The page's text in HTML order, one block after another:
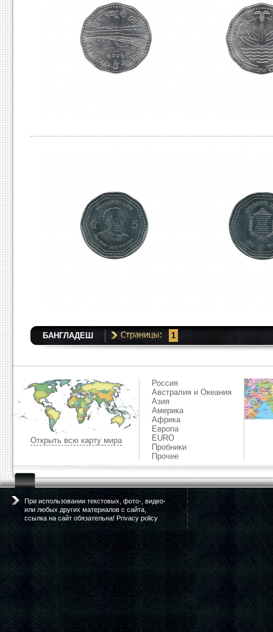
БАНГЛАДЕШ 1
Открыть всю карту мира
Россия
Австралия и Океания
Азия
Америка
Африка
Европа
EURO
Пробники
Прочее
При использовании текстовых, фото-, видео-
или любых других материалов с сайта,
ссылка на сайт обязательна! Privacy policy